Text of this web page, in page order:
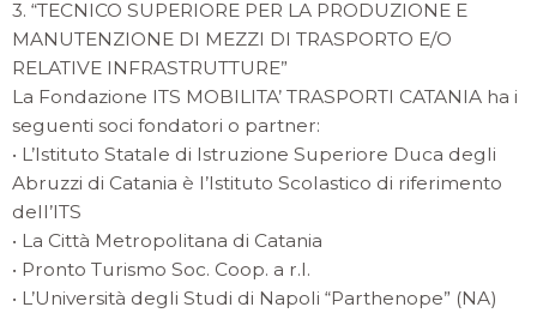
3. “TECNICO SUPERIORE PER LA PRODUZIONE E
MANUTENZIONE DI MEZZI DI TRASPORTO E/O
RELATIVE INFRASTRUTTURE”
La Fondazione ITS MOBILITA’ TRASPORTI CATANIA ha i
seguenti soci fondatori o partner:
• L’Istituto Statale di Istruzione Superiore Duca degli
Abruzzi di Catania è l’Istituto Scolastico di riferimento
dell’ITS
• La Città Metropolitana di Catania
• Pronto Turismo Soc. Coop. a r.l.
• L’Università degli Studi di Napoli “Parthenope” (NA)